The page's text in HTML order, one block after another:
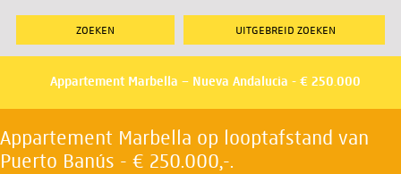
UITGEBREID ZOEKEN
Appartement Marbella – Nueva Andalucia - € 250.000
Appartement Marbella op looptafstand van
Puerto Banús - € 250.000,-.